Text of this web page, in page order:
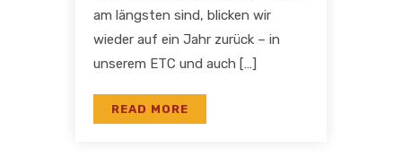
am längsten sind, blicken wir
wieder auf ein Jahr zurück – in
unserem ETC und auch […]
READ MORE